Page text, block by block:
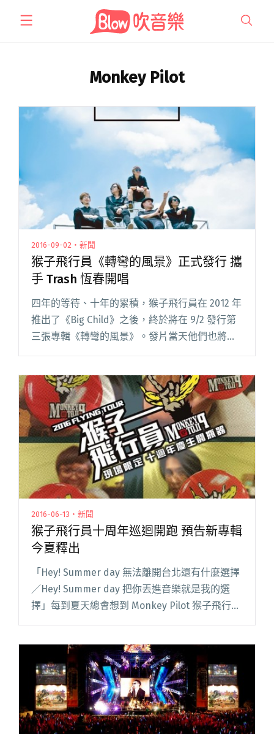
Monkey Pilot
2016-09-02・新聞
猴子飛行員《轉彎的風景》正式發行 攜
手 Trash 恆春開唱
四年的等待、十年的累積，猴子飛行員在 2012 年
推出了《Big Child》之後，終於將在 9/2 發行第
三張專輯《轉彎的風景》。發片當天他們也將回
到孕育這張專輯的恆春開唱，作為專輯巡迴第一
違舞閱讀全文 "猴子飛行員《轉彎的風景》正式
發行 攜手 Trash 恆春開唱"
2016-06-13・新聞
猴子飛行員十周年巡迴開跑 預告新專輯
今夏釋出
「Hey! Summer day 無法離開台北還有什麼選擇
／Hey! Summer day 把你丟進音樂就是我的選
擇」每到夏天總會想到 Monkey Pilot 猴子飛行員
年巡迴開跑 預告新專輯今夏釋出"